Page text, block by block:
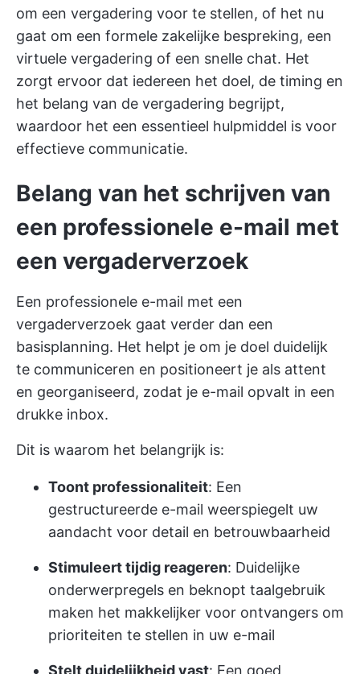
om een vergadering voor te stellen, of het nu
gaat om een formele zakelijke bespreking, een
virtuele vergadering of een snelle chat. Het
zorgt ervoor dat iedereen het doel, de timing en
het belang van de vergadering begrijpt,
waardoor het een essentieel hulpmiddel is voor
effectieve communicatie.
Belang van het schrijven van
een professionele e-mail met
een vergaderverzoek
Een professionele e-mail met een
vergaderverzoek gaat verder dan een
basisplanning. Het helpt je om je doel duidelijk
te communiceren en positioneert je als attent
en georganiseerd, zodat je e-mail opvalt in een
drukke inbox.
Dit is waarom het belangrijk is:
Toont professionaliteit: Een
gestructureerde e-mail weerspiegelt uw
aandacht voor detail en betrouwbaarheid
Stimuleert tijdig reageren: Duidelijke
onderwerpregels en beknopt taalgebruik
maken het makkelijker voor ontvangers om
prioriteiten te stellen in uw e-mail
Stelt duidelijkheid vast: Een goed